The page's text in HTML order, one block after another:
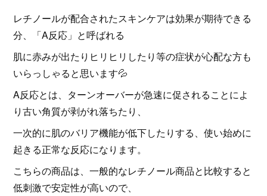
レチノールが配合されたスキンケアは効果が期待できる
分、「A反応」と呼ばれる
肌に赤みが出たりヒリヒリしたり等の症状が心配な方も
いらっしゃると思います💦
A反応とは、ターンオーバーが急速に促されることによ
り古い角質が剥がれ落ちたり、
一次的に肌のバリア機能が低下したりする、使い始めに
起きる正常な反応になります。
こちらの商品は、一般的なレチノール商品と比較すると
低刺激で安定性が高いので、